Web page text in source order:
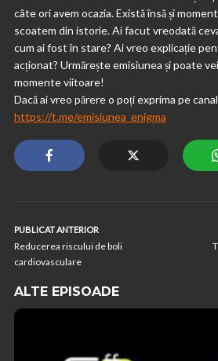
câte ori avem ocazia. Există însă și
scoatem din istorie. Ai facut vreodată
cum ai fost în stare? Ai vreo explicație
acționat? Urmărește emisiunea și poate
momente viitoare!
Dacă ai vreo părere o poți exprima pe
https://t.me/emisiunea_enigma
PUBLICAT ANTERIOR
Reducerea riscului de boli
cardiovasculare
ALTE EPISOADE